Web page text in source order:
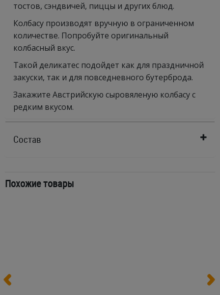
тостов, сэндвичей, пиццы и других блюд.
Колбасу производят вручную в ограниченном
количестве. Попробуйте оригинальный
колбасный вкус.
Такой деликатес подойдет как для праздничной
закуски, так и для повседневного бутерброда.
Закажите Австрийскую сыровяленую колбасу с
редким вкусом.
Состав
Похожие товары